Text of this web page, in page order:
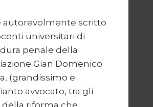
autorevolmente scritto
universitari di
penale della
Gian Domenico
(grandissimo e
avvocato, tra gli
riforma che